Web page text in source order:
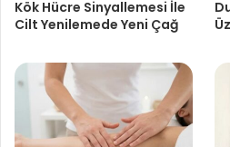
Kök Hücre Sinyallemesi İle
Cilt Yenilemede Yeni Çağ